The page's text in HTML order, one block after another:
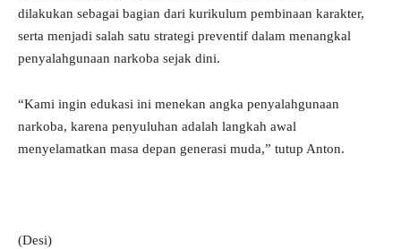
dilakukan sebagai bagian dari kurikulum pembinaan karakter,
serta menjadi salah satu strategi preventif dalam menangkal
penyalahgunaan narkoba sejak dini.
“Kami ingin edukasi ini menekan angka penyalahgunaan
narkoba, karena penyuluhan adalah langkah awal
menyelamatkan masa depan generasi muda,” tutup Anton.
(Desi)